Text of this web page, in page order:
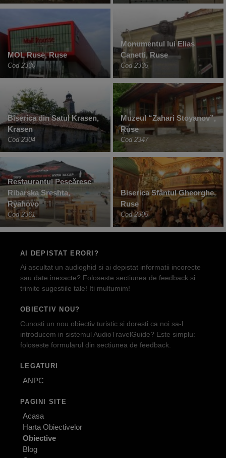
MOL Ruse, Ruse
Cod 2330
Monumentul lui Elias
Canetti, Ruse
Cod 2335
Biserica din Satul Krasen,
Krasen
Cod 2304
Muzeul “Zahari Stoyanov”,
Ruse
Cod 2347
Restaurantul Pescăresc
Ribarska Sreshta,
Ryahovo
Cod 2361
Biserica Sfântul Gheorghe,
Ruse
Cod 2305
AI DEPISTAT ERORI?
Ai ascultat un audioghid si ai depistat informatii incorecte
sau date inexacte? Foloseste sectiunea de feedback si
trimite sugestiile tale! Iti multumim!
OBIECTIV NOU?
Cunosti un nou obiectiv turistic si doresti ca noi sa-l
introducem in sistemul AudioTravelGuide? Este simplu:
foloseste formularul din sectiunea de feedback.
LEGATURI
ANPC
PAGINI SITE
Acasa
Harta Obiectivelor
Obiective
Blog